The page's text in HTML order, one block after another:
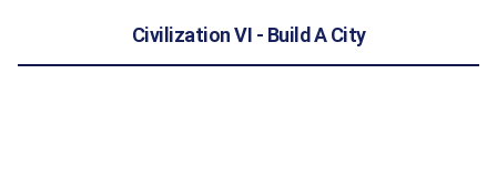
Civilization VI - Build A City